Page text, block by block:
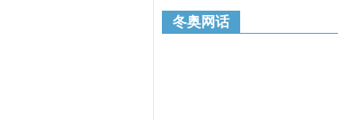
冬奥网话